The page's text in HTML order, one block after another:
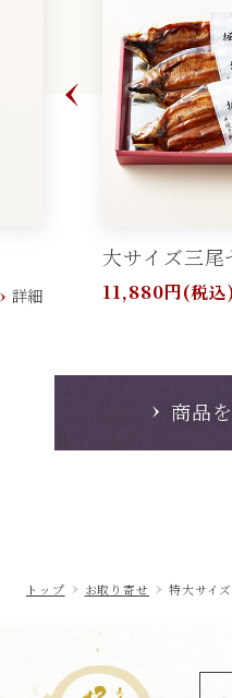
詳細
大サイズ三尾
11,880円(税込)
商品
トップ お取り寄せ 特大サイ